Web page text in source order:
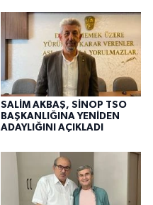
SALİM AKBAŞ, SİNOP TSO
BAŞKANLIĞINA YENİDEN
ADAYLIĞINI AÇIKLADI